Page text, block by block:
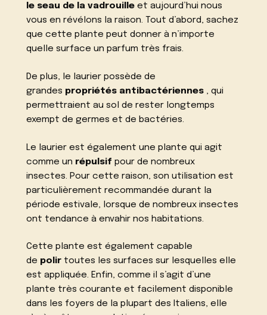
le seau de la vadrouille et aujourd’hui nous
vous en révélons la raison. Tout d’abord, sachez
que cette plante peut donner à n’importe
quelle surface un parfum très frais.
De plus, le laurier possède de
grandes propriétés antibactériennes , qui
permettraient au sol de rester longtemps
exempt de germes et de bactéries.
Le laurier est également une plante qui agit
comme un répulsif pour de nombreux
insectes. Pour cette raison, son utilisation est
particulièrement recommandée durant la
période estivale, lorsque de nombreux insectes
ont tendance à envahir nos habitations.
Cette plante est également capable
de polir toutes les surfaces sur lesquelles elle
est appliquée. Enfin, comme il s’agit d’une
plante très courante et facilement disponible
dans les foyers de la plupart des Italiens, elle